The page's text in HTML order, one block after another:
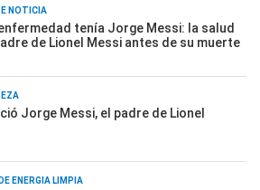
NOTICIA
tenía Jorge Messi: la salud
de Lionel Messi antes de su muerte
Jorge Messi, el padre de Lionel
ENERGÍA LIMPIA